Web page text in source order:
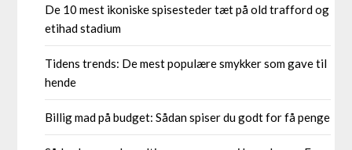
De 10 mest ikoniske spisesteder tæt på old trafford og
etihad stadium
Tidens trends: De mest populære smykker som gave til
hende
Billig mad på budget: Sådan spiser du godt for få penge